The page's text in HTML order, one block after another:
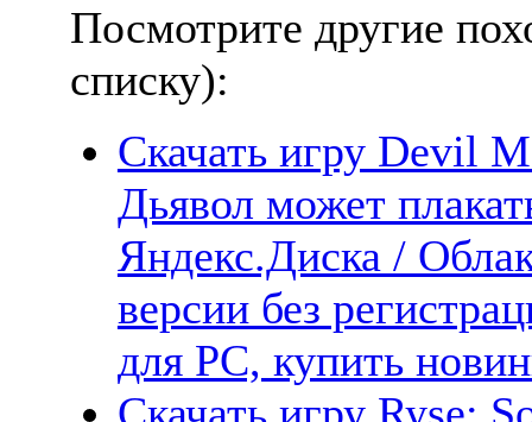
Посмотрите другие
списку):
Скачать игру Devil
Дьявол может
Яндекс.Диска /
версии без
для PC, купить